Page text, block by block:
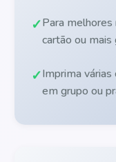
Para
cartão ou
Imprima várias
em grupo ou